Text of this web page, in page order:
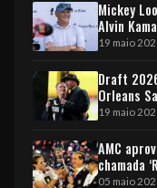
Mickey
Alvin
19 maio
Draft
Orleans
19 maio
AMC
chamada
05 maio